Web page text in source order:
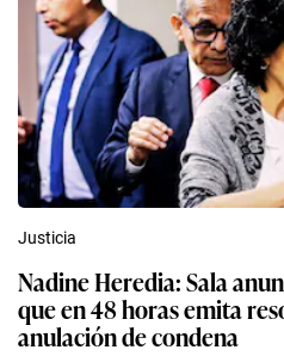
Justicia
Nadine Heredia: Sala
que en 48 horas emita
anulación de condena